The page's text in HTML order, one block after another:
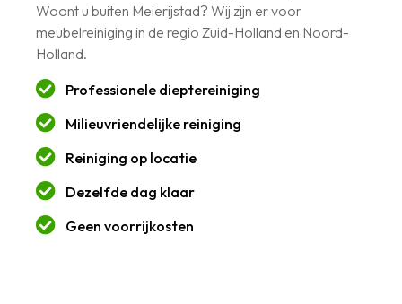
Woont u buiten Meierijstad? Wij zijn er voor
meubelreiniging in de regio Zuid-Holland en Noord-
Holland.
Professionele dieptereiniging
Milieuvriendelijke reiniging
Reiniging op locatie
Dezelfde dag klaar
Geen voorrijkosten